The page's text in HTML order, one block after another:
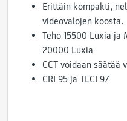
Erittäin kompakti,
videovalojen koosta.
Teho 15500 Luxia ja
20000 Luxia
CCT voidaan säätää
CRI 95 ja TLCI 97